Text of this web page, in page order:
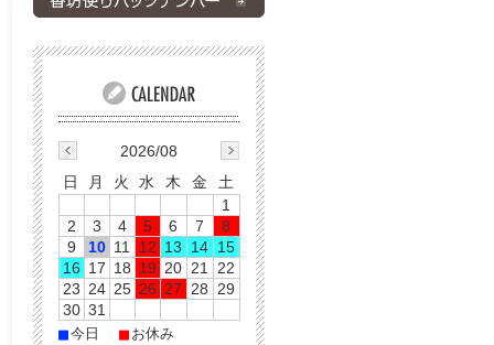
2026/08
日
月 火 水 木 金
土
1
2
3 4 5 6 7
8
9
10 11 12 13 14 15
16 17 18 19 20 21
22
23 24 25 26 27 28
29
30 31
■今日 ■ お休み